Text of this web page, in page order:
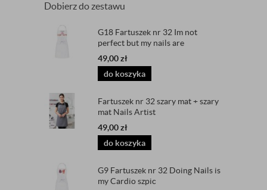
Dobierz do zestawu
G18 Fartuszek nr 32 Im not
perfect but my nails are
49,00zł
do koszyka
Fartuszek nr 32 szary mat + szary
mat Nails Artist
49,00zł
do koszyka
G9 Fartuszek nr 32 Doing Nails is
my Cardio szpic